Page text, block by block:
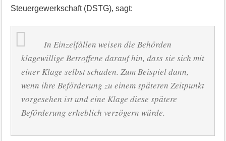
Steuergewerkschaft (DSTG), sagt:
In Einzelfällen weisen die Behörden
klagewillige Betroffene darauf hin, dass sie sich mit
einer Klage selbst schaden. Zum Beispiel dann,
wenn ihre Beförderung zu einem späteren Zeitpunkt
vorgesehen ist und eine Klage diese spätere
Beförderung erheblich verzögern würde.